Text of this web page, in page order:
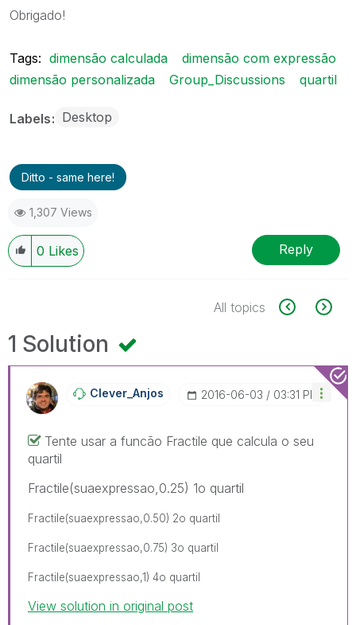
Obrigado!
Tags: dimensão calculada
dimensão com expressão
dimensão personalizada
Group_Discussions quartil
Labels Desktop
Ditto - same here!
1,307 Views
0 Likes Reply
All topics
1 Solution
Clever_Anjos ‎2016-06-03 03:31 PM
Tente usar a funcão Fractile que calcula o seu
quartil
Fractile(suaexpressao,0.25) 1o quartil
Fractile(suaexpressao,0.50) 2o quartil
Fractile(suaexpressao,0.75) 3o quartil
Fractile(suaexpressao,1) 4o quartil
View solution in original post